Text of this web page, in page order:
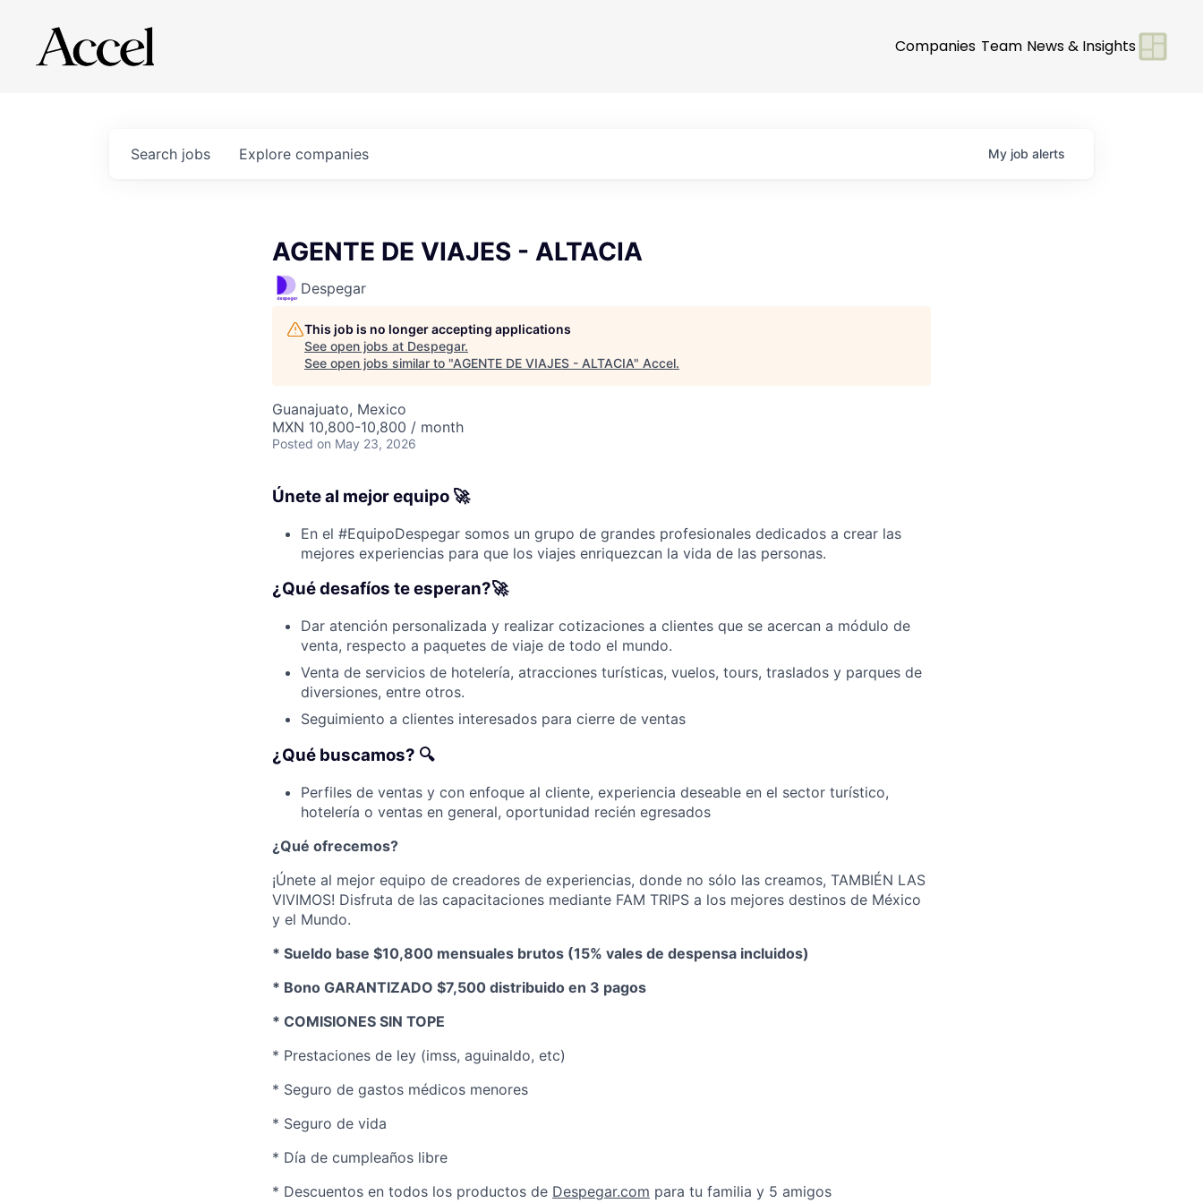
Companies Team News & Insights
Search jobs Explore companies My job alerts
AGENTE DE VIAJES - ALTACIA
Despegar
This job is no longer accepting applications
See open jobs at Despegar.
See open jobs similar to "AGENTE DE VIAJES - ALTACIA" Accel.
Guanajuato, Mexico
MXN 10,800-10,800 / month
Posted on May 23, 2026
Únete al mejor equipo 🚀
En el #EquipoDespegar somos un grupo de grandes profesionales dedicados a crear las
mejores experiencias para que los viajes enriquezcan la vida de las personas.
¿Qué desafíos te esperan?🚀
Dar atención personalizada y realizar cotizaciones a clientes que se acercan a módulo de
venta, respecto a paquetes de viaje de todo el mundo.
Venta de servicios de hotelería, atracciones turísticas, vuelos, tours, traslados y parques de
diversiones, entre otros.
Seguimiento a clientes interesados ​​para cierre de ventas
¿Qué buscamos? 🔍
Perfiles de ventas y con enfoque al cliente, experiencia deseable en el sector turístico,
hotelería o ventas en general, oportunidad recién egresados
¿Qué ofrecemos?
¡Únete al mejor equipo de creadores de experiencias, donde no sólo las creamos, TAMBIÉN LAS
VIVIMOS! Disfruta de las capacitaciones mediante FAM TRIPS a los mejores destinos de México
y el Mundo.
* Sueldo base $10,800 mensuales brutos (15% vales de despensa incluidos)
* Bono GARANTIZADO $7,500 distribuido en 3 pagos
* COMISIONES SIN TOPE
* Prestaciones de ley (imss, aguinaldo, etc)
* Seguro de gastos médicos menores
* Seguro de vida
* Día de cumpleaños libre
* Descuentos en todos los productos de Despegar.com para tu familia y 5 amigos